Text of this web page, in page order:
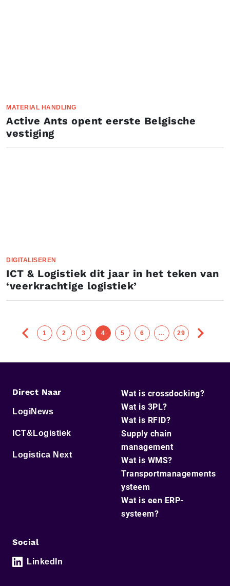
MATERIAL HANDLING
Active Ants opent eerste Belgische
vestiging
DIGITALISEREN
ICT & Logistiek dit jaar in het teken van
‘veerkrachtige logistiek’
1 2 3 4 5 6 … 29
Direct Naar
LogiNews
ICT&Logistiek
Logistica Next
Wat is crossdocking?
Wat is 3PL?
Wat is RFID?
Supply chain
management
Wat is WMS?
Transportmanagements
ysteem
Wat is een ERP-
systeem?
Social
LinkedIn